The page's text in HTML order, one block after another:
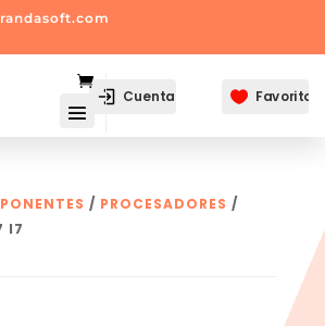
Cuenta  Favoritos
/ PROCESADORES /
I7